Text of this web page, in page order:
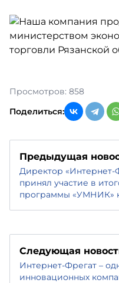
Просмотров: 858
Поделиться:
Предыдущая
Директор «Интернет-
принял участие в
программы «УМНИК»
Следующая
Интернет-Фрегат –
инновационных